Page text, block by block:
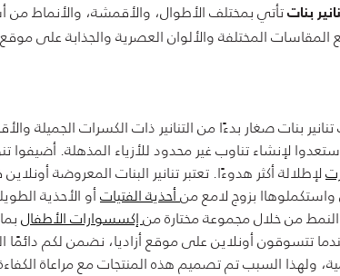
بنات تأتي بمختلف الأطوال، والأقمشة، والأنماط من
المختلفة والألوان العصرية والجذابة على موقع
بنات صغار بدءًا من التنانير ذات الكسرات الجميلة
لإنشاء تناوب غير محدود للأزياء المذهلة.
لإطلالة أكثر هدوءًا. تعتبر تنانير البنات المعروضة
واستكملوهاا بزوج لامع منأحذية الفتياتأو الأحذية
من خلال مجموعة مختارة من إكسسوارات الأطفال
تتسوقون أونلاين على موقع أزاديا، نضمن لكم دائمًا
ولهذا السبب تم تصميم هذه المنتجات مع مراعاة